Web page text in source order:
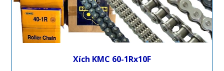
Xích KMC 60-1Rx10F